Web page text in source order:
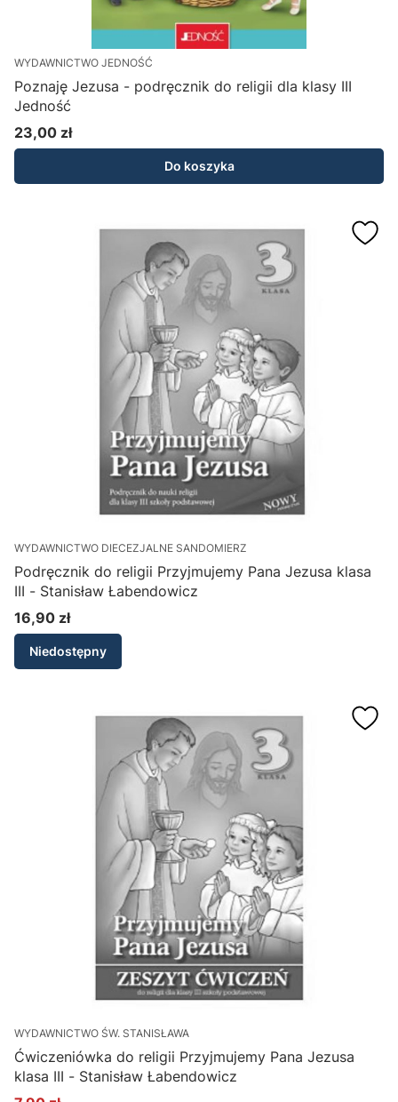
WYDAWNICTWO JEDNOŚĆ
Poznaję Jezusa - podręcznik do religii dla klasy III
Jedność
Cena
23,00 zł
Do koszyka
WYDAWNICTWO DIECEZJALNE SANDOMIERZ
Podręcznik do religii Przyjmujemy Pana Jezusa klasa
III - Stanisław Łabendowicz
Cena
16,90 zł
Niedostępny
WYDAWNICTWO ŚW. STANISŁAWA
Ćwiczeniówka do religii Przyjmujemy Pana Jezusa
klasa III - Stanisław Łabendowicz